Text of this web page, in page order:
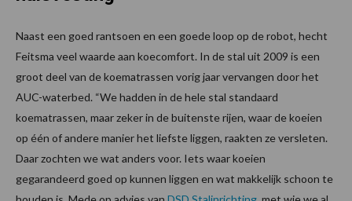
Naast een goed rantsoen en een goede loop op de robot, hecht
Feitsma veel waarde aan koecomfort. In de stal uit 2009 is een
groot deel van de koematrassen vorig jaar vervangen door het
AUC-waterbed. “We hadden in de hele stal standaard
koematrassen, maar zeker in de buitenste rijen, waar de koeien
op één of andere manier het liefste liggen, raakten ze versleten.
Daar zochten we wat anders voor. Iets waar koeien
gegarandeerd goed op kunnen liggen en wat makkelijk schoon te